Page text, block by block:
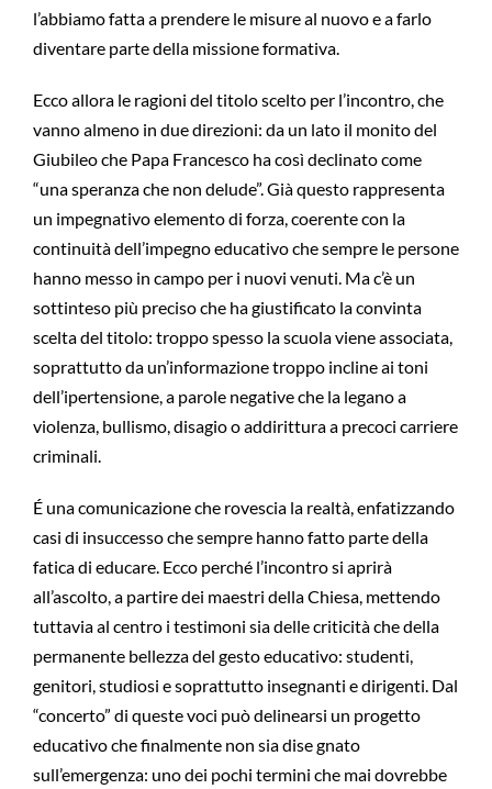
l’abbiamo fatta a prendere le misure al nuovo e a farlo
diventare parte della missione formativa.
Ecco allora le ragioni del titolo scelto per l’incontro, che
vanno almeno in due direzioni: da un lato il monito del
Giubileo che Papa Francesco ha così declinato come
“una speranza che non delude”. Già questo rappresenta
un impegnativo elemento di forza, coerente con la
continuità dell’impegno educativo che sempre le persone
hanno messo in campo per i nuovi venuti. Ma c’è un
sottinteso più preciso che ha giustificato la convinta
scelta del titolo: troppo spesso la scuola viene associata,
soprattutto da un’informazione troppo incline ai toni
dell’ipertensione, a parole negative che la legano a
violenza, bullismo, disagio o addirittura a precoci carriere
criminali.
É una comunicazione che rovescia la realtà, enfatizzando
casi di insuccesso che sempre hanno fatto parte della
fatica di educare. Ecco perché l’incontro si aprirà
all’ascolto, a partire dei maestri della Chiesa, mettendo
tuttavia al centro i testimoni sia delle criticità che della
permanente bellezza del gesto educativo: studenti,
genitori, studiosi e soprattutto insegnanti e dirigenti. Dal
“concerto” di queste voci può delinearsi un progetto
educativo che finalmente non sia dise gnato
sull’emergenza: uno dei pochi termini che mai dovrebbe